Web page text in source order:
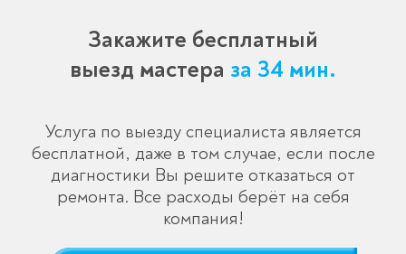
Закажите бесплатный
выезд мастера за 34 мин.
Услуга по выезду специалиста является
бесплатной, даже в том случае, если после
диагностики Вы решите отказаться от
ремонта. Все расходы берёт на себя
компания!